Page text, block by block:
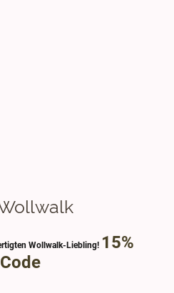
Wollwalk-Liebling! 15%